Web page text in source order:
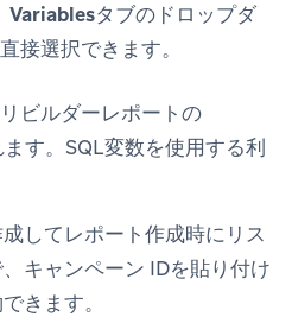
Variablesタブのドロップダ
接選択できます。
ビルダーレポートの
す。SQL変数を使用する利
してレポート作成時にリス
キャンペーン IDを貼り付け
きます。